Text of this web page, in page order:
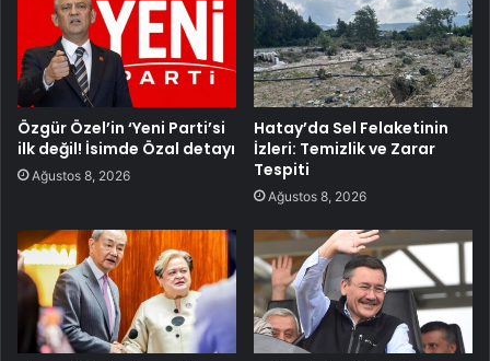
Özgür Özel’in ‘Yeni Parti’si
ilk değil! İsimde Özal detayı
Ağustos 8, 2026
Hatay’da Sel Felaketinin
İzleri: Temizlik ve Zarar
Tespiti
Ağustos 8, 2026